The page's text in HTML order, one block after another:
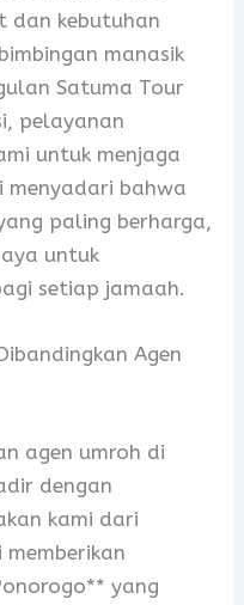
dan kebutuhan
manasik
Satuma Tour
pelayanan
untuk menjaga
menyadari bahwa
paling berharga,
untuk
setiap jamaah.
Agen
agen umroh di
dengan
kami dari
yang